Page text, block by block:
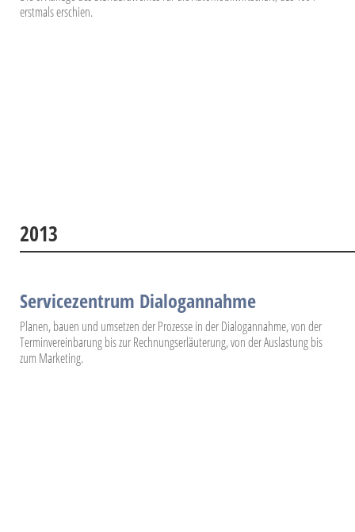
erstmals erschien.
2013
Servicezentrum Dialogannahme
Planen, bauen und umsetzen der Prozesse in der Dialogannahme, von der
Terminvereinbarung bis zur Rechnungserläuterung, von der Auslastung bis
zum Marketing.